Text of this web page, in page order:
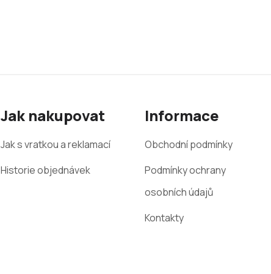
Jak nakupovat
Jak s vratkou a reklamací
Historie objednávek
Informace
Obchodní podmínky
Podmínky ochrany
osobních údajů
Kontakty